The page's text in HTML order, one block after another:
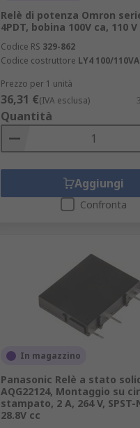
Relè di potenza Omron
4PDT, bobina 100V ca, 110
Codice RS 329-862
Codice costruttore LY4 100/
Prezzo per 1 unità
36,31 €(IVA esclusa)
Quantità
Aggiungi
Confronta
In magazzino
Panasonic Relè a stato
AQG22124, Montaggio su
stampato, 2 A, 264 V, SPST-
28.8V cc